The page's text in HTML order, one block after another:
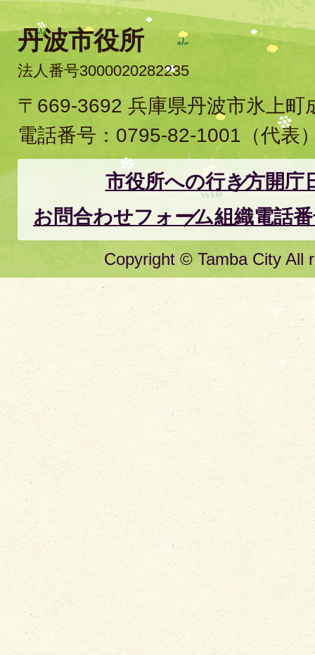
丹波市役所
法人番号3000020282235
〒669-3692 兵庫県丹波市氷上町
電話番号： 0795-82-1001 （代表
市役所への行き方開庁
お問合わせフォーム組織電話
Copyright © Tamba City All